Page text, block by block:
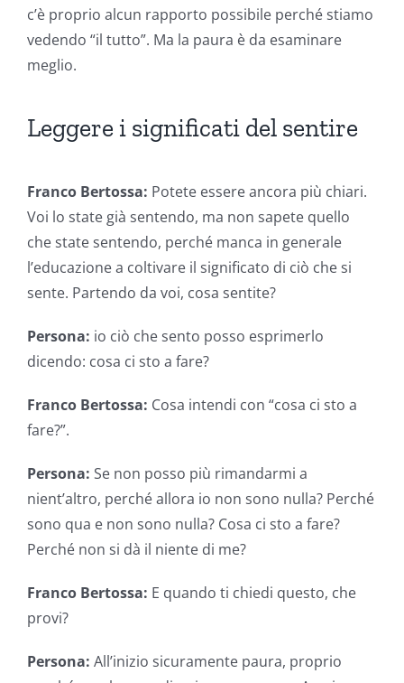
c’è proprio alcun rapporto possibile perché stiamo
vedendo “il tutto”. Ma la paura è da esaminare
meglio.
Leggere i significati del sentire
Franco Bertossa: Potete essere ancora più chiari.
Voi lo state già sentendo, ma non sapete quello
che state sentendo, perché manca in generale
l’educazione a coltivare il significato di ciò che si
sente. Partendo da voi, cosa sentite?
Persona: io ciò che sento posso esprimerlo
dicendo: cosa ci sto a fare?
Franco Bertossa: Cosa intendi con “cosa ci sto a
fare?”.
Persona: Se non posso più rimandarmi a
nient’altro, perché allora io non sono nulla? Perché
sono qua e non sono nulla? Cosa ci sto a fare?
Perché non si dà il niente di me?
Franco Bertossa: E quando ti chiedi questo, che
provi?
Persona: All’inizio sicuramente paura, proprio